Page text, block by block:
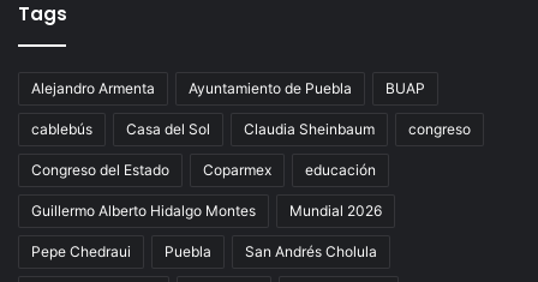
Tags
Alejandro Armenta Ayuntamiento de Puebla BUAP
cablebús Casa del Sol Claudia Sheinbaum congreso
Congreso del Estado Coparmex educación
Guillermo Alberto Hidalgo Montes Mundial 2026
Pepe Chedraui Puebla San Andrés Cholula